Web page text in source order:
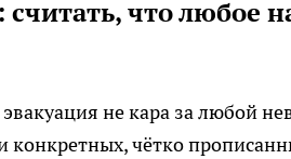
что любое
эвакуация не кара за любой
чётко